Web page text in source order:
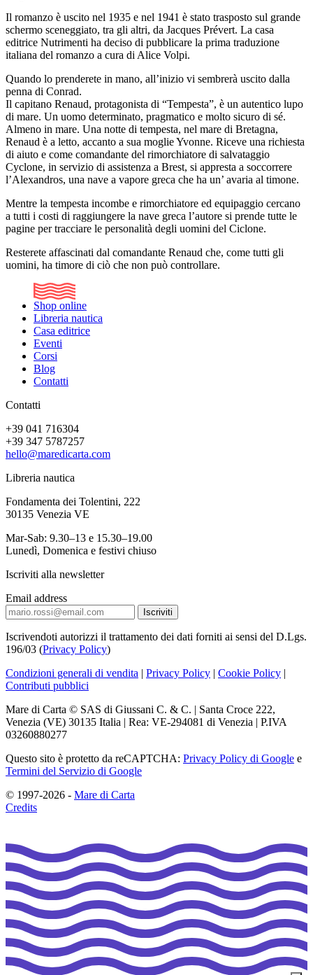
Il romanzo è uscito nel 1935 e nel 1941 è stato trasposto sul grande
schermo sceneggiato, tra gli altri, da Jacques Prévert. La casa
editrice Nutrimenti ha deciso di pubblicare la prima traduzione
italiana del romanzo a cura di Alice Volpi.
Quando lo prenderete in mano, all’inizio vi sembrerà uscito dalla
penna di Conrad.
Il capitano Renaud, protagonista di “Tempesta”, è un autentico lupo
di mare. Un uomo determinato, pragmatico e molto sicuro di sé.
Almeno in mare. Una notte di tempesta, nel mare di Bretagna,
Renaud è a letto, accanto a sua moglie Yvonne. Riceve una richiesta
di aiuto e come comandante del rimorchiatore di salvataggio
Cyclone, in servizio di assistenza a Brest, si appresta a soccorrere
l’Alexandros, una nave a vapore greca che ha un’ avaria al timone.
Mentre la tempesta incombe e rimorchiatore ed equipaggio cercano
a tutti i costi di raggiungere la nave greca l’autore si prende tutte le
pagine per tracciare le personalità degli uomini del Ciclone.
Resterete affascinati dal comandante Renaud che, come tutti gli
uomini, ha timore di ciò che non può controllare.
Shop online
Libreria nautica
Casa editrice
Eventi
Corsi
Blog
Contatti
Contatti
+39 041 716304
+39 347 5787257
hello@maredicarta.com
Libreria nautica
Fondamenta dei Tolentini, 222
30135 Venezia VE
Mar-Sab: 9.30–13 e 15.30–19.00
Lunedì, Domenica e festivi chiuso
Iscriviti alla newsletter
Email address
Iscrivendoti autorizzi il trattamento dei dati forniti ai sensi del D.Lgs.
196/03 (Privacy Policy)
Condizioni generali di vendita | Privacy Policy | Cookie Policy |
Contributi pubblici
Mare di Carta © SAS di Giussani C. & C. | Santa Croce 222,
Venezia (VE) 30135 Italia | Rea: VE-294081 di Venezia | P.IVA
03260880277
Questo sito è protetto da reCAPTCHA: Privacy Policy di Google e
Termini del Servizio di Google
© 1997-2026 - Mare di Carta
Credits